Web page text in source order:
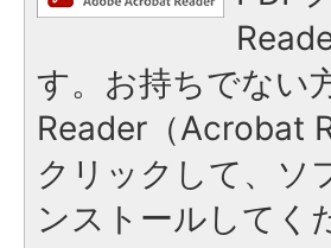
す。お持ちでない
Reader（Acrobat
クリックして、ソ
ンストールしてく